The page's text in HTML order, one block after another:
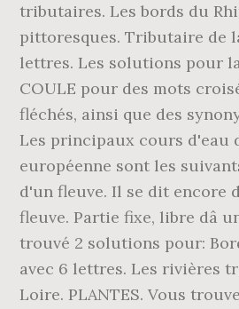
tributaires. Les bords du
pittoresques. Tributaire de
lettres. Les solutions pour
COULE pour des mots
fléchés, ainsi que des
Les principaux cours d'eau
européenne sont les
d'un fleuve. Il se dit encore
fleuve. Partie fixe, libre dâ
trouvé 2 solutions pour:
avec 6 lettres. Les rivières
Loire. PLANTES. Vous